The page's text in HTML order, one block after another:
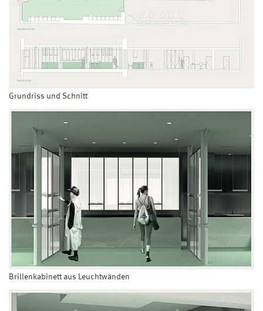
Grundriss und Schnitt
Brillenkabinett aus Leuchtwänden